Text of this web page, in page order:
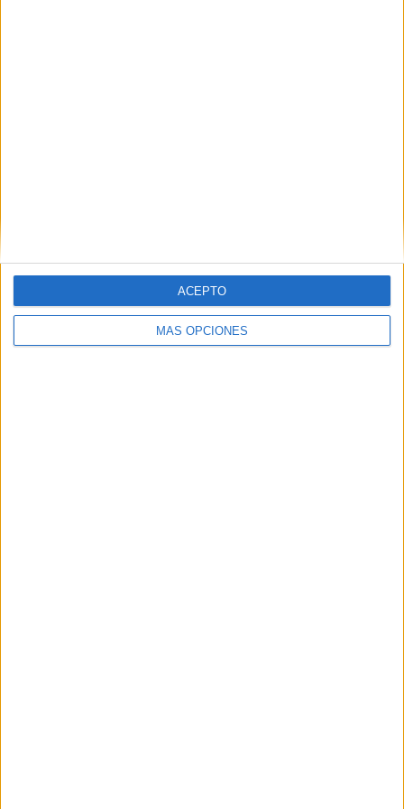
MÁS OPCIONES
ACEPTO